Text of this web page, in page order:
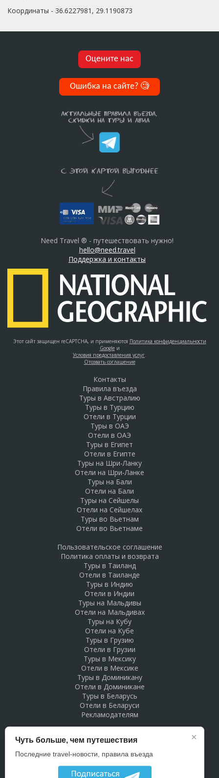
Координаты - 36.6227981, 29.1190873
Оцените нас
Ошибка на сайте? 🧐
Need Travel ® - путешествовать нужно!
hello@need.travel
Поддержка и контакты
Этот сайт защищен reCAPTCHA, и применяются Политика конфиденциальности
Googleи
Условия предоставления услуг.
Отозвать соглашение
Контакты
Правила въезда
Туры в Австралию
Туры в Турцию
Отели в Турции
Туры в ОАЭ
Отели в ОАЭ
Туры в Египет
Отели в Египте
Туры на Шри-Ланку
Отели на Шри-Ланке
Туры на Бали
Отели на Бали
Туры на Сейшелы
Отели на Сейшелах
Туры во Вьетнам
Отели во Вьетнаме
Пользовательское соглашение
Политика оплаты и возврата
Туры в Таиланд
Отели в Таиланде
Туры в Индию
Отели в Индии
Туры на Мальдивы
Отели на Мальдивах
Туры на Кубу
Отели на Кубе
Туры в Грузию
Отели в Грузии
Туры в Мексику
Отели в Мексике
Туры в Доминикану
Отели в Доминикане
Туры в Беларусь
Отели в Беларуси
Рекламодателям
×
Чуть больше, чем путешествия
Последние travel-новости, правила въезда